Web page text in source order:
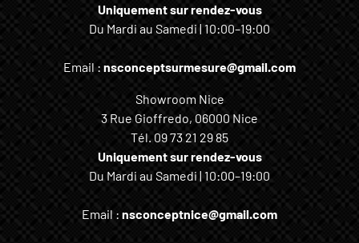
Uniquement sur rendez-vous
Du Mardi au Samedi | 10:00–19:00
Email : nsconceptsurmesure@gmail.com
Showroom Nice
3 Rue Gioffredo, 06000 Nice
Tél. 09 73 21 29 85
Uniquement sur rendez-vous
Du Mardi au Samedi | 10:00–19:00
Email : nsconceptnice@gmail.com